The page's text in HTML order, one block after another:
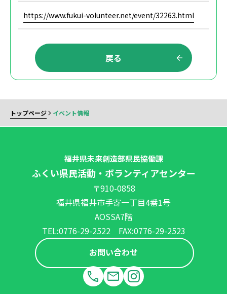
https://www.fukui-volunteer.net/event/32263.html
戻る
トップページ イベント情報
福井県未来創造部県民協働課
ふくい県民活動・ボランティアセンター
〒910-0858
福井県福井市手寄一丁目4番1号
AOSSA7階
TEL:0776-29-2522 FAX:0776-29-2523
お問い合わせ